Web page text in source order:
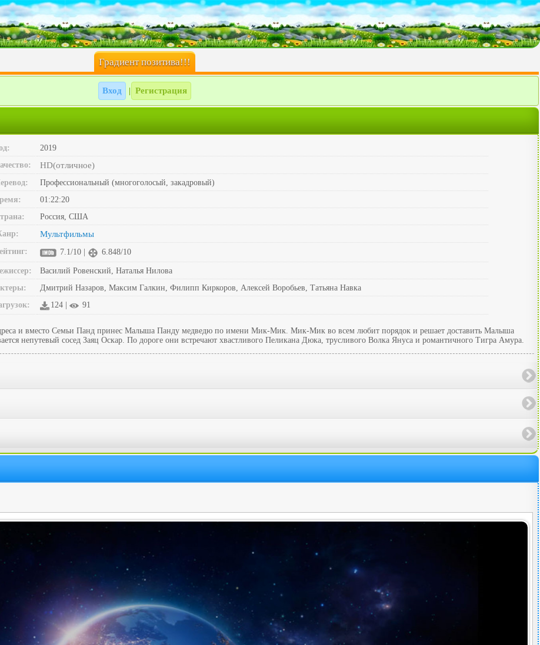
Градиент позитива!!!
Вход Регистрация
2019
HD(отличное)
Профессиональный (многоголосый, закадровый)
01:22:20
Россия, США
Мультфильмы
7.1/10 | 6.848/10
Василий Ровенский, Наталья Нилова
Дмитрий Назаров, Максим Галкин, Филипп Киркоров, Алексей Воробьев, Татьяна Навка
124 | 91
и вместо Семьи Панд принес Малыша Панду медведю по имени Мик-Мик. Мик-Мик во всем любит порядок и решает доставить Малыша
непутевый сосед Заяц Оскар. По дороге они встречают хвастливого Пеликана Дюка, трусливого Волка Януса и романтичного Тигра Амура.